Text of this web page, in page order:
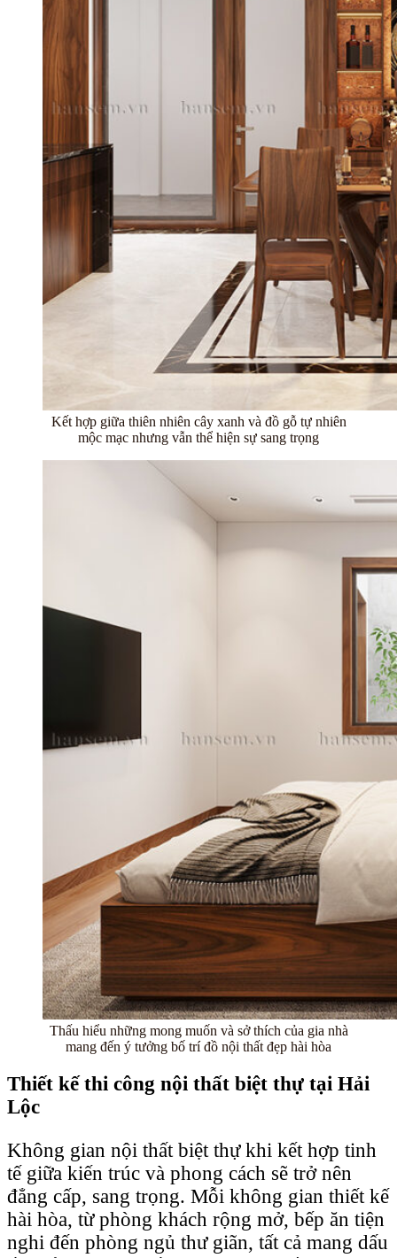
Kết hợp giữa thiên nhiên cây xanh và đồ gỗ tự nhiên
mộc mạc nhưng vẫn thể hiện sự sang trọng
Thấu hiểu những mong muốn và sở thích của gia nhà
mang đến ý tưởng bố trí đồ nội thất đẹp hài hòa
Thiết kế thi công nội thất biệt thự tại Hải
Lộc
Không gian nội thất biệt thự khi kết hợp tinh
tế giữa kiến trúc và phong cách sẽ trở nên
đẳng cấp, sang trọng. Mỗi không gian thiết kế
hài hòa, từ phòng khách rộng mở, bếp ăn tiện
nghi đến phòng ngủ thư giãn, tất cả mang dấu